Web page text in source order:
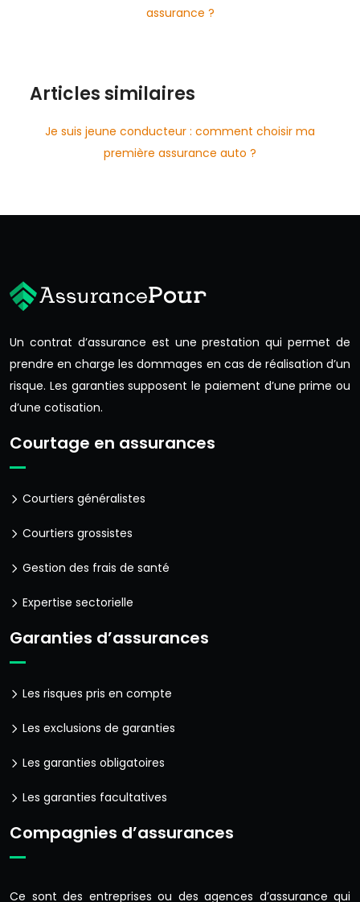
assurance ?
Articles similaires
Je suis jeune conducteur : comment choisir ma
première assurance auto ?
Un contrat d’assurance est une prestation qui permet de
prendre en charge les dommages en cas de réalisation d’un
risque. Les garanties supposent le paiement d’une prime ou
d’une cotisation.
Courtage en assurances
Courtiers généralistes
Courtiers grossistes
Gestion des frais de santé
Expertise sectorielle
Garanties d’assurances
Les risques pris en compte
Les exclusions de garanties
Les garanties obligatoires
Les garanties facultatives
Compagnies d’assurances
Ce sont des entreprises ou des agences d’assurance qui